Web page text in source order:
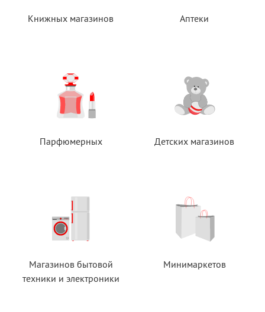
Книжных магазинов Аптеки
Парфюмерных Детских магазинов
Магазинов бытовой
техники и электроники
Минимаркетов